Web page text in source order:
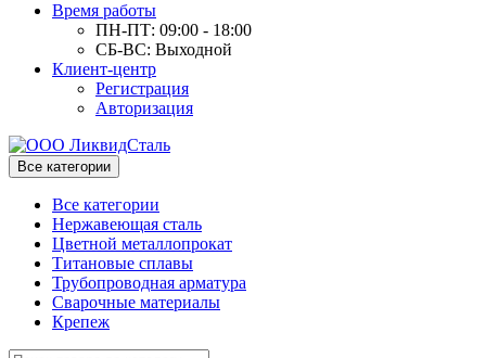
Время работы
ПН-ПТ: 09:00 - 18:00
СБ-ВС: Выходной
Клиент-центр
Регистрация
Авторизация
Все категории
Все категории
Нержавеющая сталь
Цветной металлопрокат
Титановые сплавы
Трубопроводная арматура
Сварочные материалы
Крепеж